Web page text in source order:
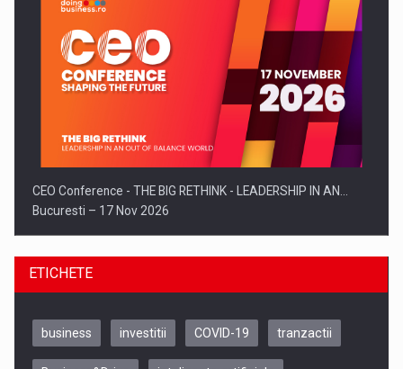
CEO Conference - THE BIG RETHINK - LEADERSHIP IN AN…
Bucuresti – 17 Nov 2026
ETICHETE
business investitii COVID-19 tranzactii